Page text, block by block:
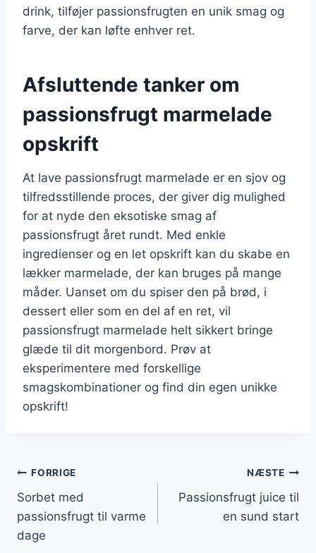
drink, tilføjer passionsfrugten en unik smag og
farve, der kan løfte enhver ret.
Afsluttende tanker om
passionsfrugt marmelade
opskrift
At lave passionsfrugt marmelade er en sjov og
tilfredsstillende proces, der giver dig mulighed
for at nyde den eksotiske smag af
passionsfrugt året rundt. Med enkle
ingredienser og en let opskrift kan du skabe en
lækker marmelade, der kan bruges på mange
måder. Uanset om du spiser den på brød, i
dessert eller som en del af en ret, vil
passionsfrugt marmelade helt sikkert bringe
glæde til dit morgenbord. Prøv at
eksperimentere med forskellige
smagskombinationer og find din egen unikke
opskrift!
Indlægsnavigation
FORRIGE
Sorbet med
passionsfrugt til varme
dage
NÆSTE
Passionsfrugt juice til
en sund start